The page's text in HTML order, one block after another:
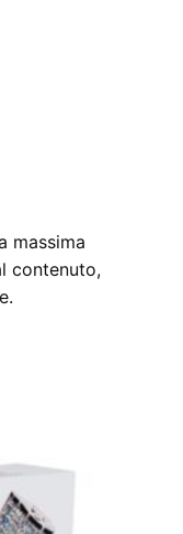
massima
contenuto,